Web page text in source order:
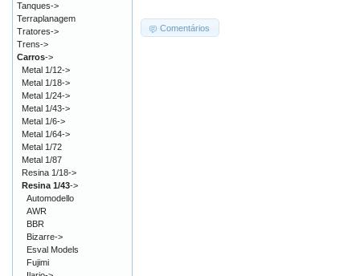
Comentários
Tanques->
Terraplanagem
Tratores->
Trens->
Carros->
Metal 1/12->
Metal 1/18->
Metal 1/24->
Metal 1/43->
Metal 1/6->
Metal 1/64->
Metal 1/72
Metal 1/87
Resina 1/18->
Resina 1/43->
Automodello
AWR
BBR
Bizarre->
Esval Models
Fujimi